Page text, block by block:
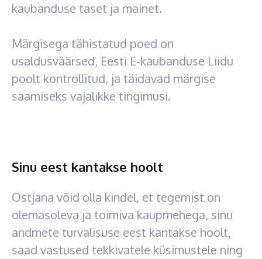
kaubanduse taset ja mainet.
Märgisega tähistatud poed on
usaldusväärsed, Eesti E-kaubanduse Liidu
poolt kontrollitud, ja täidavad märgise
saamiseks vajalikke tingimusi.
Sinu eest kantakse hoolt
Ostjana võid olla kindel, et tegemist on
olemasoleva ja toimiva kaupmehega, sinu
andmete turvalisuse eest kantakse hoolt,
saad vastused tekkivatele küsimustele ning